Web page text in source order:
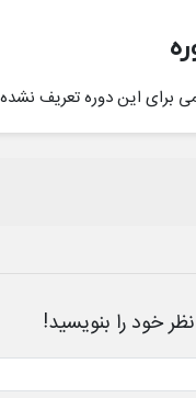
برای این دوره تعریف
خود را بنویسید!